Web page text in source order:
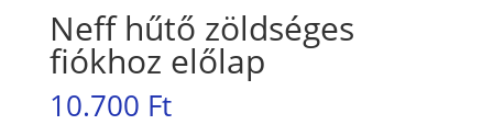
Neff hűtő zöldséges
fiókhoz előlap
10.700 Ft